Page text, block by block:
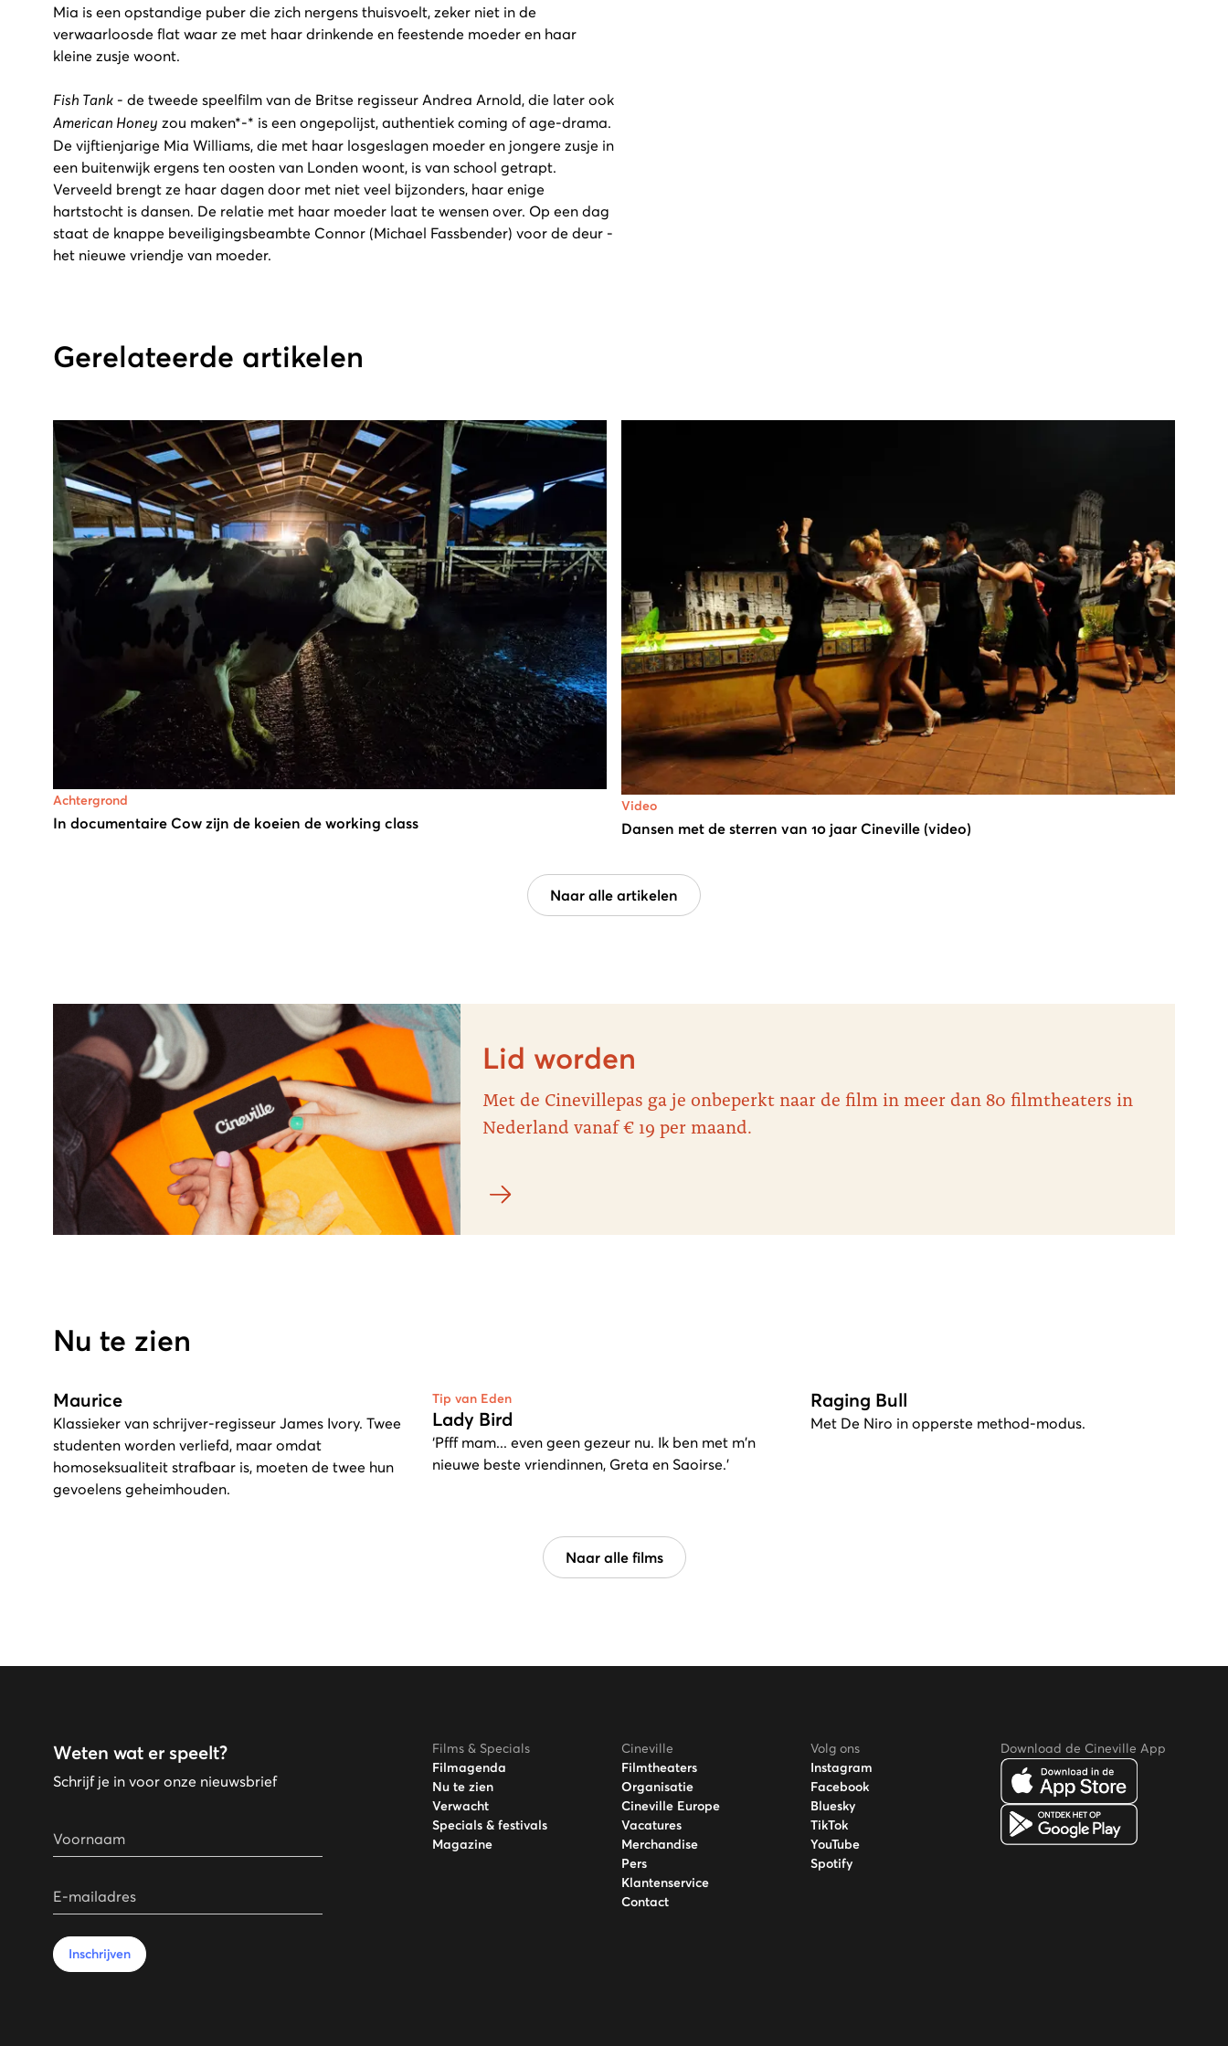
Mia is een opstandige puber die zich nergens thuisvoelt, zeker niet in de
verwaarloosde flat waar ze met haar drinkende en feestende moeder en haar
kleine zusje woont.
Fish Tank - de tweede speelfilm van de Britse regisseur Andrea Arnold, die later ook
American Honey zou maken*-* is een ongepolijst, authentiek coming of age-drama.
De vijftienjarige Mia Williams, die met haar losgeslagen moeder en jongere zusje in
een buitenwijk ergens ten oosten van Londen woont, is van school getrapt.
Verveeld brengt ze haar dagen door met niet veel bijzonders, haar enige
hartstocht is dansen. De relatie met haar moeder laat te wensen over. Op een dag
staat de knappe beveiligingsbeambte Connor (Michael Fassbender) voor de deur -
het nieuwe vriendje van moeder.
Gerelateerde artikelen
Achtergrond
In documentaire Cow zijn de koeien de working class
Video
Dansen met de sterren van 10 jaar Cineville (video)
Naar alle artikelen
Lid worden
Met de Cinevillepas ga je onbeperkt naar de film in meer dan 80 filmtheaters in
Nederland vanaf € 19 per maand.
Nu te zien
Maurice
Klassieker van schrijver-regisseur James Ivory. Twee
studenten worden verliefd, maar omdat
homoseksualiteit strafbaar is, moeten de twee hun
gevoelens geheimhouden.
Tip van Eden
Lady Bird
‘Pfff mam... even geen gezeur nu. Ik ben met m'n
nieuwe beste vriendinnen, Greta en Saoirse.’
Raging Bull
Met De Niro in opperste method-modus.
Naar alle films
Weten wat er speelt?
Schrijf je in voor onze nieuwsbrief
Voornaam
E-mailadres
Inschrijven
Films & Specials
Filmagenda
Nu te zien
Verwacht
Specials & festivals
Magazine
Cineville
Filmtheaters
Organisatie
Cineville Europe
Vacatures
Merchandise
Pers
Klantenservice
Contact
Volg ons
Instagram
Facebook
Bluesky
TikTok
YouTube
Spotify
Download de Cineville App